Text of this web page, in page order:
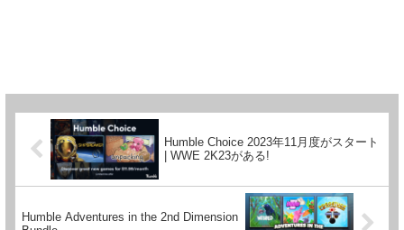
Humble Choice 2023年11月度がスタート
| WWE 2K23がある!
Humble Adventures in the 2nd Dimension